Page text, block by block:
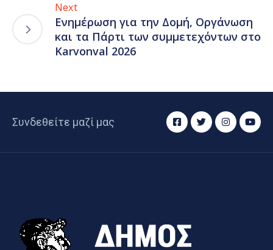
Next
Ενημέρωση για την Δομή, Οργάνωση
και τα Πάρτι των συμμετεχόντων στο
Karvonval 2026
Συνδεθείτε μαζί μας